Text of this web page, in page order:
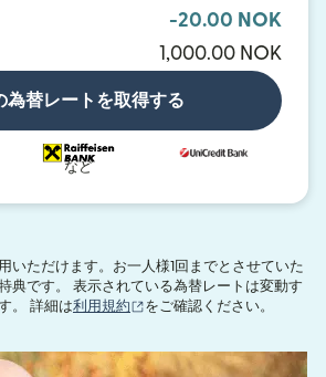
-20.00 NOK
1,000.00 NOK
為替レートを取得する
など
いただけます。お一人様1回までとさせていた
典です。 表示されている為替レートは変動す
。 詳細は利用規約 （別ウィンドウで開きます
をご確認ください。